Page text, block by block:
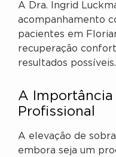
A Dra. Ingrid
acompanhamento
pacientes em
recuperação
resultados possíveis.
A Importância
Profissional
A elevação de
embora seja um